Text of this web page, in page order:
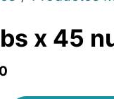
x 45